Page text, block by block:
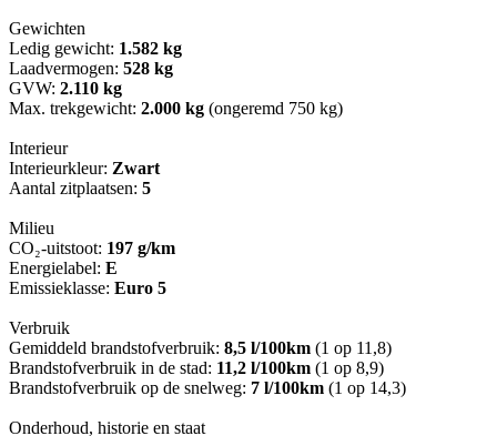
Gewichten
Ledig gewicht: 1.582 kg
Laadvermogen: 528 kg
GVW: 2.110 kg
Max. trekgewicht: 2.000 kg (ongeremd 750 kg)
Interieur
Interieurkleur: Zwart
Aantal zitplaatsen: 5
Milieu
CO₂-uitstoot: 197 g/km
Energielabel: E
Emissieklasse: Euro 5
Verbruik
Gemiddeld brandstofverbruik: 8,5 l/100km (1 op 11,8)
Brandstofverbruik in de stad: 11,2 l/100km (1 op 8,9)
Brandstofverbruik op de snelweg: 7 l/100km (1 op 14,3)
Onderhoud, historie en staat